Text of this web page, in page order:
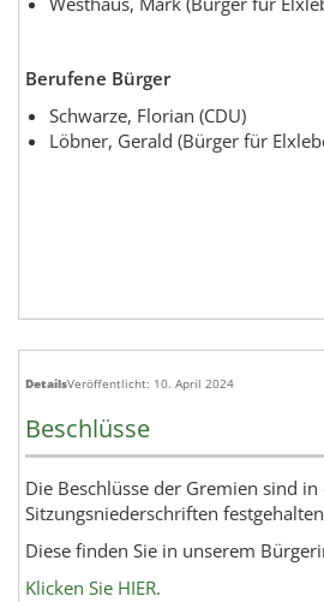
Berufene Bürger
Schwarze, Florian (CDU)
Löbner, Gerald (Bürger für
Beschlüsse
DetailsVeröffentlicht: 10. April 2024
Die Beschlüsse der Gremien sind in
Sitzungsniederschriften
Diese finden Sie in unserem
Klicken Sie HIER.